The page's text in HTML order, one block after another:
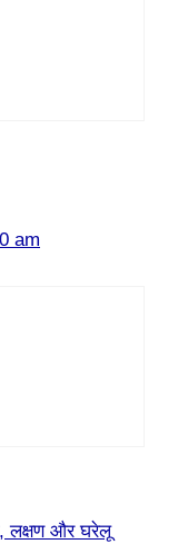
am
लक्षण और घरेलू